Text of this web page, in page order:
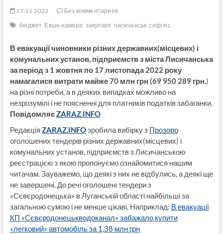
17.11.2022
Без комментариев
бюджет Екшн-камера закупівлі лисичанськ сифіліс
В евакуації чиновники різних державних(місцевих) і
комунальних установ, підприємств з міста Лисичанська
за період з 1 жовтня по 17 листопада 2022 року
намагалися витрати майже 70 млн грн (69 950 289 грн.)
на різні потреби, а в деяких випадках можливо на
незрозумілі і не поясненні для платників податків забаганки.
ПовідомляєZARAZ.INFO
Редакція ZARAZ.INFOзробила вибірку з Прозоро
оголошених тендерів різних державних(місцевих) і
комунальних установ, підприємств з Лисичанською
реєстрацією з якою пропонуємо ознайомитися нашим
читачам. Зауважемо, що деякі з них не відбулись, а деякі ще
не завершені. До речі оголошені тендери з
«Сєвєродонецька» в Луганській області найбільші за
загальною сумою і не менше цікаві. Наприклад: В евакуації
КП «Сєвєродонецькводоканал» забажало купити
«легковий» автомобіль за 1,38 млн грн